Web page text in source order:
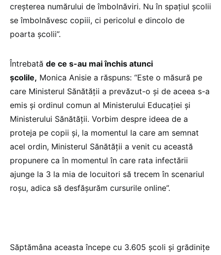
creșterea numărului de îmbolnăviri. Nu în spațiul școlii
se îmbolnăvesc copiii, ci pericolul e dincolo de
poarta școlii”.
Întrebată de ce s-au mai închis atunci
școlile, Monica Anisie a răspuns: “Este o măsură pe
care Ministerul Sănătății a prevăzut-o și de aceea s-a
emis și ordinul comun al Ministerului Educației și
Ministerului Sănătății. Vorbim despre ideea de a
proteja pe copii și, la momentul la care am semnat
acel ordin, Ministerul Sănătății a venit cu această
propunere ca în momentul în care rata infectării
ajunge la 3 la mia de locuitori să trecem în scenariul
roșu, adica să desfășurăm cursurile online”.
Săptămâna aceasta începe cu 3.605 școli și grădinițe